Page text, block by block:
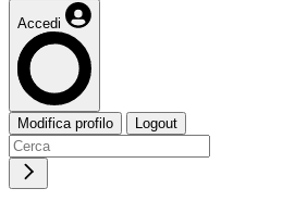
Accedi
Modifica profilo Logout